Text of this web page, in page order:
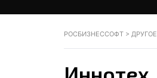
РОСБИЗНЕССОФТ > ДРУГОЕ